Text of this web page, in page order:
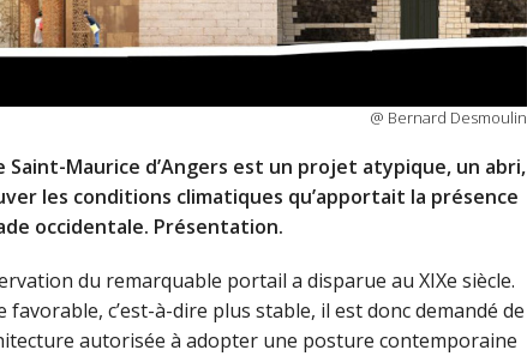
@ Bernard Desmoulin
Maurice d’Angers est un projet atypique, un abri,
les conditions climatiques qu’apportait la présence
occidentale. Présentation.
du remarquable portail a disparue au XIXe siècle.
c’est-à-dire plus stable, il est donc demandé de
autorisée à adopter une posture contemporaine